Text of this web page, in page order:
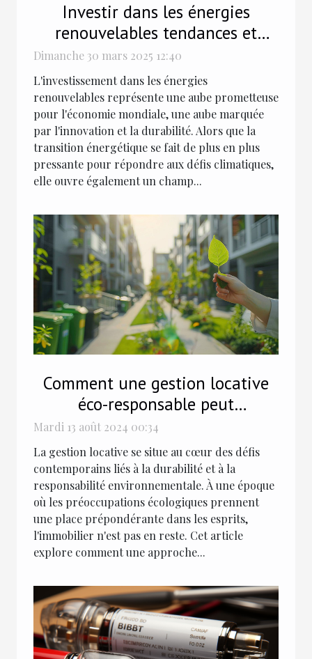
Investir dans les énergies
renouvelables tendances et
opportunités économiques
Dimanche 30 mars 2025 12:40
L'investissement dans les énergies
renouvelables représente une aube prometteuse
pour l'économie mondiale, une aube marquée
par l'innovation et la durabilité. Alors que la
transition énergétique se fait de plus en plus
pressante pour répondre aux défis climatiques,
elle ouvre également un champ...
Comment une gestion locative
éco-responsable peut
transformer le marché
immobilier
Mardi 13 août 2024 00:34
La gestion locative se situe au cœur des défis
contemporains liés à la durabilité et à la
responsabilité environnementale. À une époque
où les préoccupations écologiques prennent
une place prépondérante dans les esprits,
l'immobilier n'est pas en reste. Cet article
explore comment une approche...